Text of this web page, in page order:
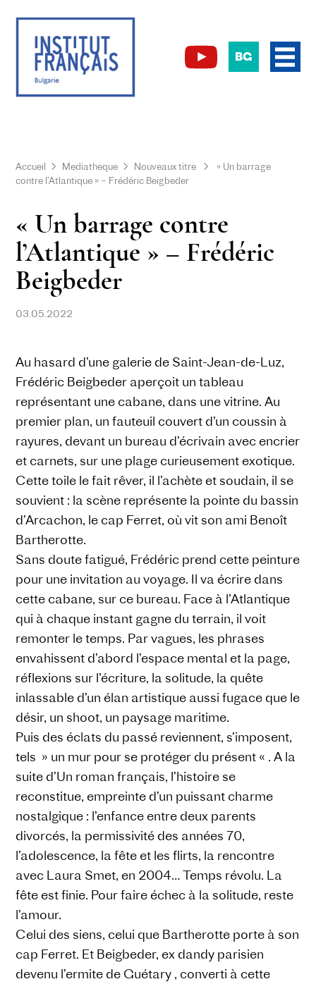
BG
Accueil Mediatheque Nouveaux titre
« Un barrage
contre l’Atlantique » – Frédéric Beigbeder
« Un barrage contre
l’Atlantique » – Frédéric
Beigbeder
03.05.2022
Au hasard d’une galerie de Saint-Jean-de-Luz,
Frédéric Beigbeder aperçoit un tableau
représentant une cabane, dans une vitrine. Au
premier plan, un fauteuil couvert d’un coussin à
rayures, devant un bureau d’écrivain avec encrier
et carnets, sur une plage curieusement exotique.
Cette toile le fait rêver, il l’achète et soudain, il se
souvient : la scène représente la pointe du bassin
d’Arcachon, le cap Ferret, où vit son ami Benoît
Bartherotte.
Sans doute fatigué, Frédéric prend cette peinture
pour une invitation au voyage. Il va écrire dans
cette cabane, sur ce bureau. Face à l’Atlantique
qui à chaque instant gagne du terrain, il voit
remonter le temps. Par vagues, les phrases
envahissent d’abord l’espace mental et la page,
réflexions sur l’écriture, la solitude, la quête
inlassable d’un élan artistique aussi fugace que le
désir, un shoot, un paysage maritime.
Puis des éclats du passé reviennent, s’imposent,
tels » un mur pour se protéger du présent « . A la
suite d’Un roman français, l’histoire se
reconstitue, empreinte d’un puissant charme
nostalgique : l’enfance entre deux parents
divorcés, la permissivité des années 70,
l’adolescence, la fête et les flirts, la rencontre
avec Laura Smet, en 2004… Temps révolu. La
fête est finie. Pour faire échec à la solitude, reste
l’amour.
Celui des siens, celui que Bartherotte porte à son
cap Ferret. Et Beigbeder, ex dandy parisien
devenu l’ermite de Guétary , converti à cette